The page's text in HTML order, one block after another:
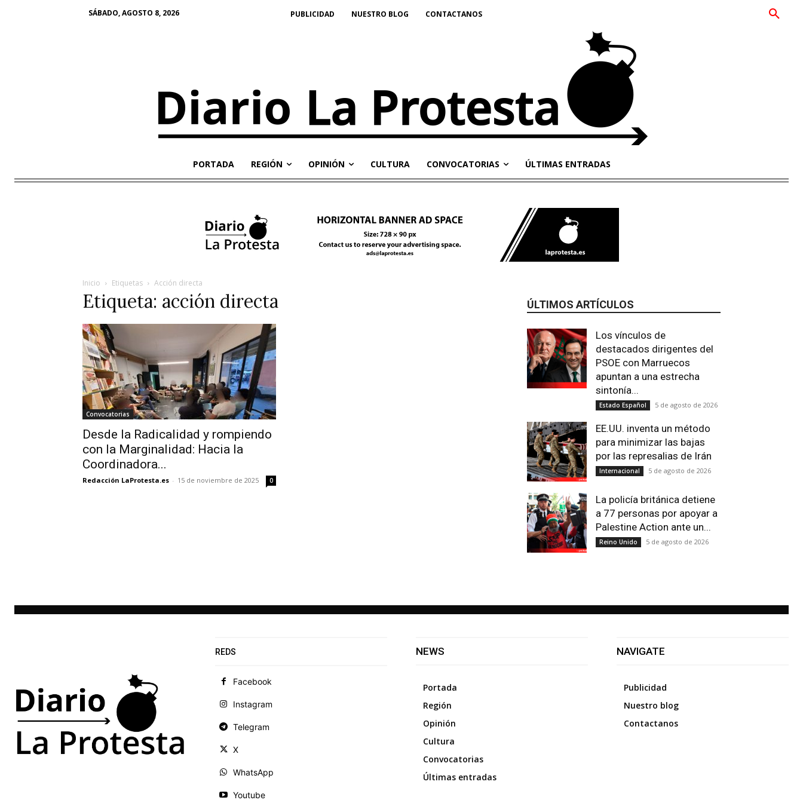
SÁBADO, AGOSTO 8, 2026 PUBLICIDAD NUESTRO BLOG CONTACTANOS
PORTADA REGIÓN OPINIÓN CULTURA CONVOCATORIAS ÚLTIMAS ENTRADAS
Inicio Etiquetas Acción directa
Etiqueta: acción directa
Convocatorias
Desde la Radicalidad y rompiendo
con la Marginalidad: Hacia la
Coordinadora...
Redacción LaProtesta.es - 15 de noviembre de 2025 0
ÚLTIMOS ARTÍCULOS
Los vínculos de
destacados dirigentes del
PSOE con Marruecos
apuntan a una estrecha
sintonía...
Estado Español 5 de agosto de 2026
EE.UU. inventa un método
para minimizar las bajas
por las represalias de Irán
Internacional 5 de agosto de 2026
La policía británica detiene
a 77 personas por apoyar a
Palestine Action ante un...
Reino Unido 5 de agosto de 2026
REDS
Facebook
Instagram
Telegram
X
WhatsApp
Youtube
NEWS
Portada
Región
Opinión
Cultura
Convocatorias
Últimas entradas
NAVIGATE
Publicidad
Nuestro blog
Contactanos